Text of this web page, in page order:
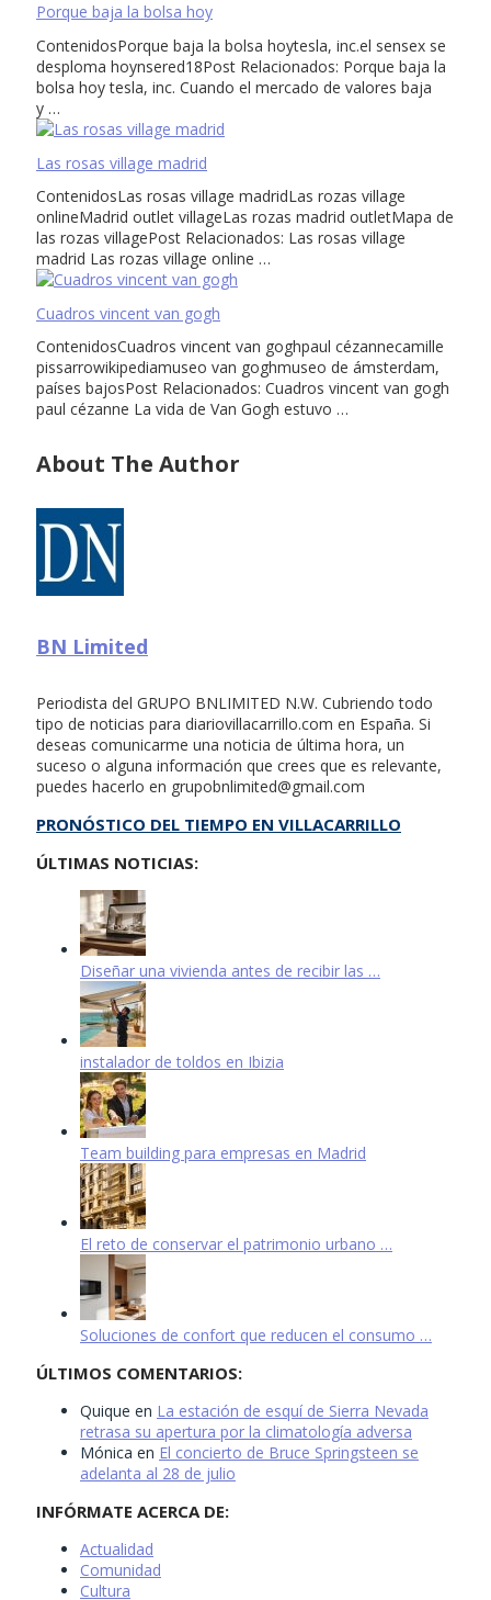
Porque baja la bolsa hoy
ContenidosPorque baja la bolsa hoytesla, inc.el sensex se
desploma hoynsered18Post Relacionados: Porque baja la
bolsa hoy tesla, inc. Cuando el mercado de valores baja
y …
Las rosas village madrid
ContenidosLas rosas village madridLas rozas village
onlineMadrid outlet villageLas rozas madrid outletMapa de
las rozas villagePost Relacionados: Las rosas village
madrid Las rozas village online …
Cuadros vincent van gogh
ContenidosCuadros vincent van goghpaul cézannecamille
pissarrowikipediamuseo van goghmuseo de ámsterdam,
países bajosPost Relacionados: Cuadros vincent van gogh
paul cézanne La vida de Van Gogh estuvo …
About The Author
BN Limited
Periodista del GRUPO BNLIMITED N.W. Cubriendo todo
tipo de noticias para diariovillacarrillo.com en España. Si
deseas comunicarme una noticia de última hora, un
suceso o alguna información que crees que es relevante,
puedes hacerlo en grupobnlimited@gmail.com
PRONÓSTICO DEL TIEMPO EN VILLACARRILLO
ÚLTIMAS NOTICIAS:
Diseñar una vivienda antes de recibir las …
instalador de toldos en Ibizia
Team building para empresas en Madrid
El reto de conservar el patrimonio urbano …
Soluciones de confort que reducen el consumo …
ÚLTIMOS COMENTARIOS:
Quique en La estación de esquí de Sierra Nevada
retrasa su apertura por la climatología adversa
Mónica en El concierto de Bruce Springsteen se
adelanta al 28 de julio
INFÓRMATE ACERCA DE:
Actualidad
Comunidad
Cultura